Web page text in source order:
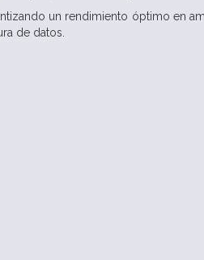
un rendimiento óptimo en
de datos.